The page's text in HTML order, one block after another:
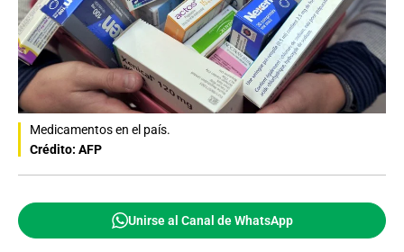
Medicamentos en el país.
Crédito: AFP
Unirse al Canal de WhatsApp